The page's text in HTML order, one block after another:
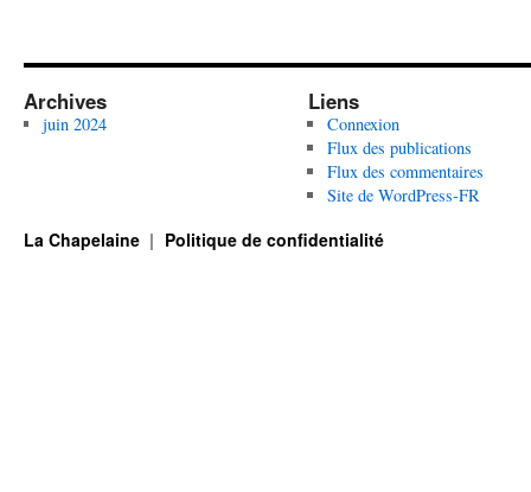
Archives
juin 2024
Liens
Connexion
Flux des publications
Flux des commentaires
Site de WordPress-FR
La Chapelaine Politique de confidentialité